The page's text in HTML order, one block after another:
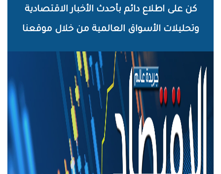
الرئيسي
كن على اطلاع دائم بأحدث الأخبار الاقتصادية
وتحليلات الأسواق العالمية من خلال موقعنا